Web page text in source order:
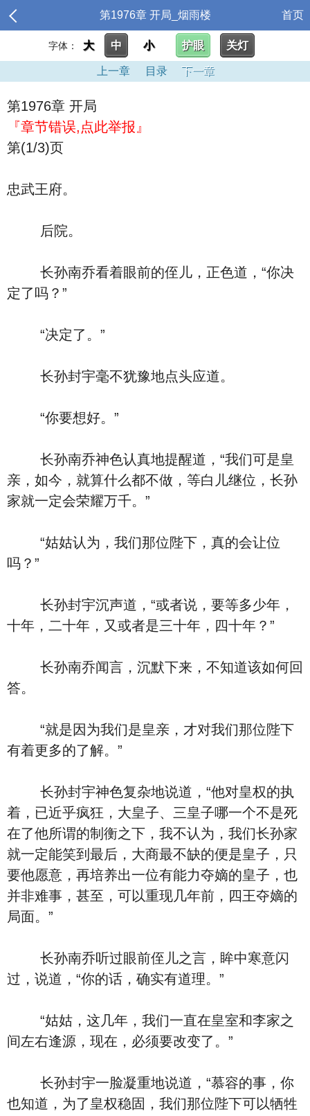
第1976章 开局_烟雨楼 首页
字体： 大 中 小 护眼 关灯
上一章 目录 下一章
第1976章 开局
『章节错误,点此举报』
第(1/3)页
忠武王府。
后院。
长孙南乔看着眼前的侄儿，正色道，“你决
定了吗？”
“决定了。”
长孙封宇毫不犹豫地点头应道。
“你要想好。”
长孙南乔神色认真地提醒道，“我们可是皇
亲，如今，就算什么都不做，等白儿继位，长孙
家就一定会荣耀万千。”
“姑姑认为，我们那位陛下，真的会让位
吗？”
长孙封宇沉声道，“或者说，要等多少年，
十年，二十年，又或者是三十年，四十年？”
长孙南乔闻言，沉默下来，不知道该如何回
答。
“就是因为我们是皇亲，才对我们那位陛下
有着更多的了解。”
长孙封宇神色复杂地说道，“他对皇权的执
着，已近乎疯狂，大皇子、三皇子哪一个不是死
在了他所谓的制衡之下，我不认为，我们长孙家
就一定能笑到最后，大商最不缺的便是皇子，只
要他愿意，再培养出一位有能力夺嫡的皇子，也
并非难事，甚至，可以重现几年前，四王夺嫡的
局面。”
长孙南乔听过眼前侄儿之言，眸中寒意闪
过，说道，“你的话，确实有道理。”
“姑姑，这几年，我们一直在皇室和李家之
间左右逢源，现在，必须要改变了。”
长孙封宇一脸凝重地说道，“慕容的事，你
也知道，为了皇权稳固，我们那位陛下可以牺牲